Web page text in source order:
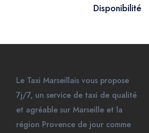
Disponibilité
Le Taxi Marseillais vous propose
7j/7, un service de taxi de qualité
et agréable sur Marseille et la
région Provence de jour comme